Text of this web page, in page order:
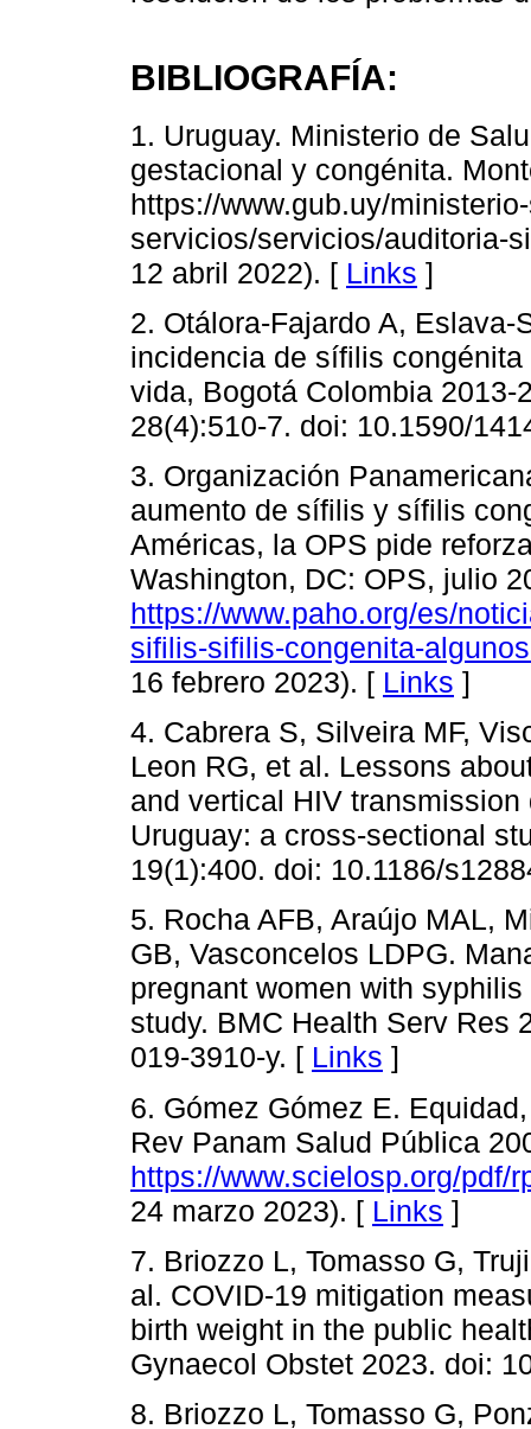
BIBLIOGRAFÍA:
1. Uruguay. Ministerio de
gestacional y congénita.
https://www.gub.uy/
servicios/servicios/auditoria-
12 abril 2022). [ Links ]
2. Otálora-Fajardo A,
incidencia de sífilis
vida, Bogotá Colombia
28(4):510-7. doi: 10.1590/
3. Organización
aumento de sífilis y sífilis
Américas, la OPS pide
Washington, DC: OPS, julio
https://www.paho.org/es/
sifilis-sifilis-congenita-
16 febrero 2023). [ Links ]
4. Cabrera S, Silveira MF,
Leon RG, et al. Lessons
and vertical HIV
Uruguay: a cross-sectional
19(1):400. doi: 10.1186/
5. Rocha AFB, Araújo MAL,
GB, Vasconcelos LDPG.
pregnant women with
study. BMC Health Serv Res
019-3910-y. [ Links ]
6. Gómez Gómez E.
Rev Panam Salud Pública
https://www.scielosp.org/pdf/
24 marzo 2023). [ Links ]
7. Briozzo L, Tomasso G,
al. COVID-19 mitigation
birth weight in the public
Gynaecol Obstet 2023. doi:
8. Briozzo L, Tomasso G,